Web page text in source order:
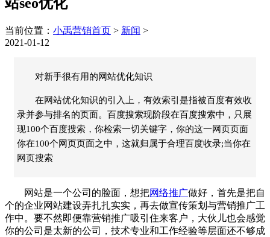
当前位置： 小禹营销首页 > 新闻 >
2021-01-12
对新手很有用的网站优化知识
在网站优化知识的引入上，有效索引是指被百度有效收
录并参与排名的页面。百度搜索现阶段在百度搜索中，只展
现100个百度搜索，你检索一切关键字，你的这一网页页面
你在100个网页页面之中，这就归属于合理百度收录;当你在
网页搜索
网站是一个公司的脸面 ，想把网络推广做好 ， 首先是把自
个的企业网站建设弄扎扎实实，再去做宣传策划与营销推广工
作中。要不然即便靠营销推广吸引住来客户，大伙儿也会感觉
你的公司是太新的公司，技术专业和工作经验等层面还不够成